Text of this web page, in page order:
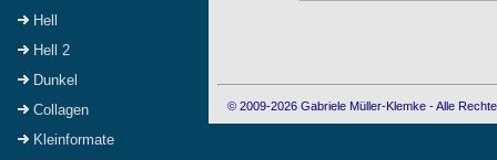
Hell
Hell 2
Dunkel
Collagen
Kleinformate
© 2009-2026 Gabriele Müller-Klemke - Alle